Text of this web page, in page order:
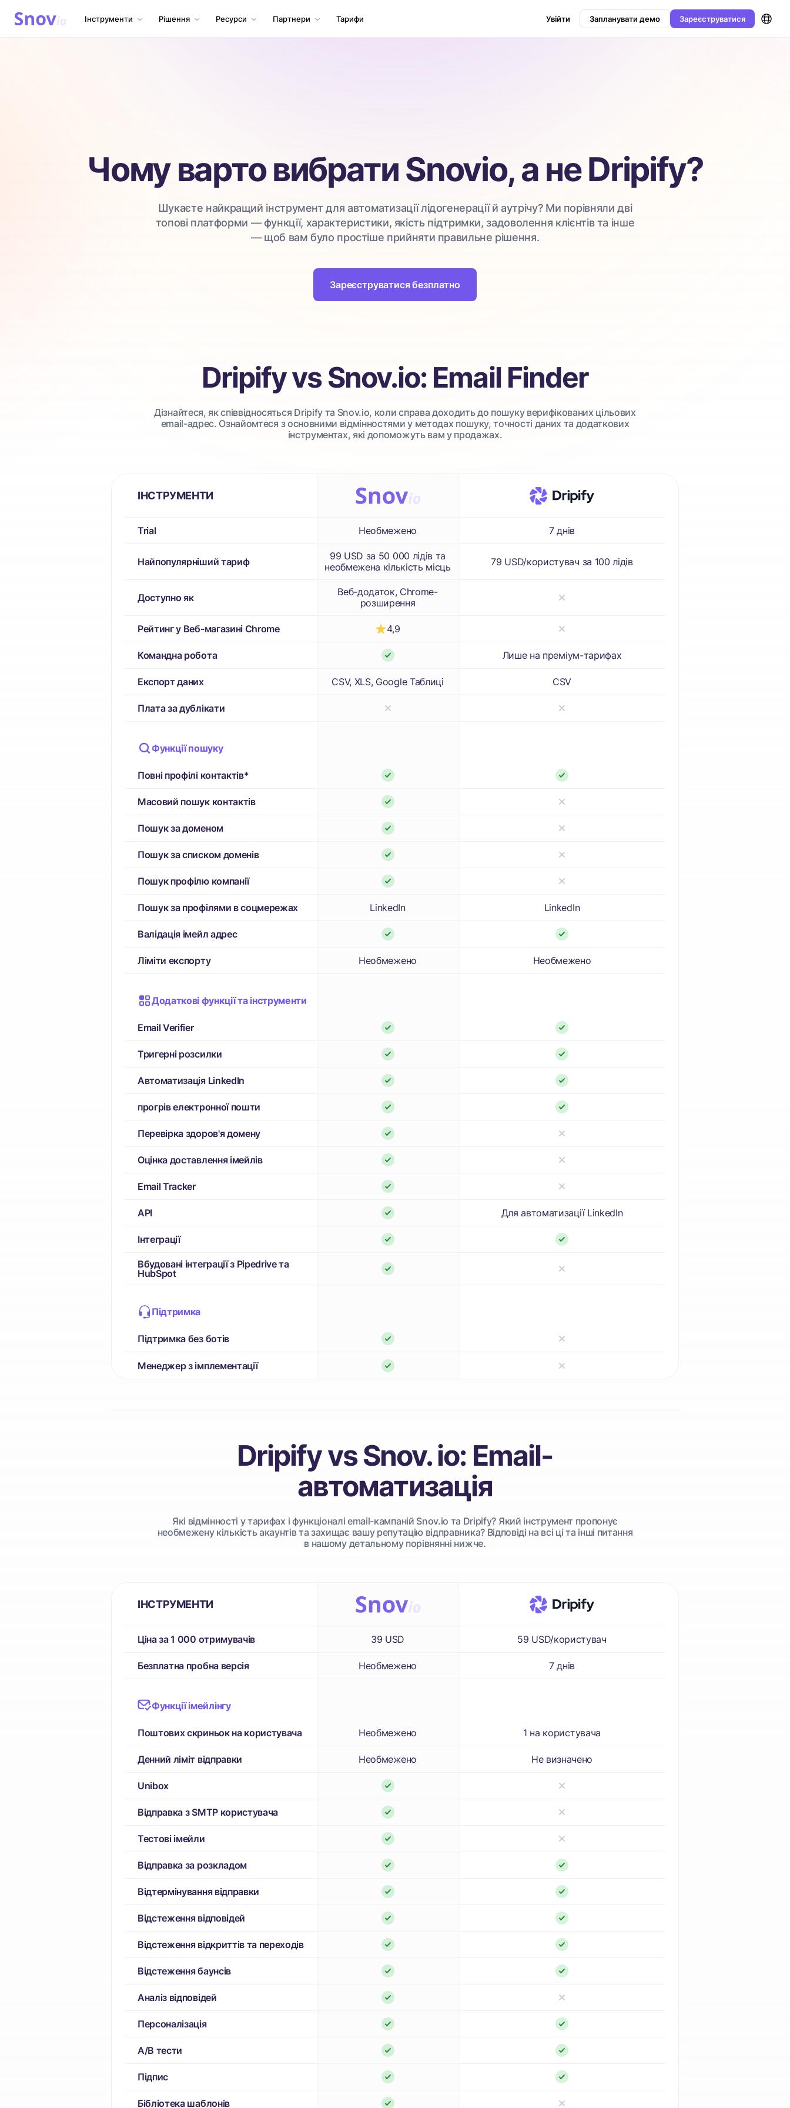
Інструменти Рішення Ресурси Партнери Тарифи Увійти Запланувати демо Зареєструватися
Чому варто вибрати Snovio, а не Dripify?
Шукаєте найкращий інструмент для автоматизації лідогенерації й аутрічу? Ми порівняли дві
топові платформи — функції, характеристики, якість підтримки, задоволення клієнтів та інше
— щоб вам було простіше прийняти правильне рішення.
Зареєструватися безплатно
Dripify vs Snov.io: Email Finder
Дізнайтеся, як співвідносяться Dripify та Snov.io, коли справа доходить до пошуку верифікованих цільових
email-адрес. Ознайомтеся з основними відмінностями у методах пошуку, точності даних та додаткових
інструментах, які допоможуть вам у продажах.
ІНСТРУМЕНТИ
Trial Необмежено 7 днів
Найпопулярніший тариф
99 USD за 50 000 лідів та
необмежена кількість місць
79 USD/користувач за 100 лідів
Доступно як
Веб-додаток, Chrome-
розширення
Рейтинг у Веб-магазині Chrome 4,9
Командна робота Лише на преміум-тарифах
Експорт даних CSV, XLS, Google Таблиці CSV
Плата за дублікати
Функції пошуку
Повні профілі контактів*
Масовий пошук контактів
Пошук за доменом
Пошук за списком доменів
Пошук профілю компанії
Пошук за профілями в соцмережах LinkedIn LinkedIn
Валідація імейл адрес
Ліміти експорту Необмежено Необмежено
Додаткові функції та інструменти
Email Verifier
Тригерні розсилки
Автоматизація LinkedIn
прогрів електронної пошти
Перевірка здоров'я домену
Оцінка доставлення імейлів
Email Tracker
API Для автоматизації LinkedIn
Інтеграції
Вбудовані інтеграції з Pipedrive та
HubSpot
Підтримка
Підтримка без ботів
Менеджер з імплементації
Dripify vs Snov. io: Email-
автоматизація
Які відмінності у тарифах і функціоналі email-кампаній Snov.io та Dripify? Який інструмент пропонує
необмежену кількість акаунтів та захищає вашу репутацію відправника? Відповіді на всі ці та інші питання
в нашому детальному порівнянні нижче.
ІНСТРУМЕНТИ
Ціна за 1 000 отримувачів 39 USD 59 USD/користувач
Безплатна пробна версія Необмежено 7 днів
Функції імейлінгу
Поштових скриньок на користувача Необмежено 1 на користувача
Денний ліміт відправки Необмежено Не визначено
Unibox
Відправка з SMTP користувача
Тестові імейли
Відправка за розкладом
Відтермінування відправки
Відстеження відповідей
Відстеження відкриттів та переходів
Відстеження баунсів
Аналіз відповідей
Персоналізація
А/В тести
Підпис
Бібліотека шаблонів